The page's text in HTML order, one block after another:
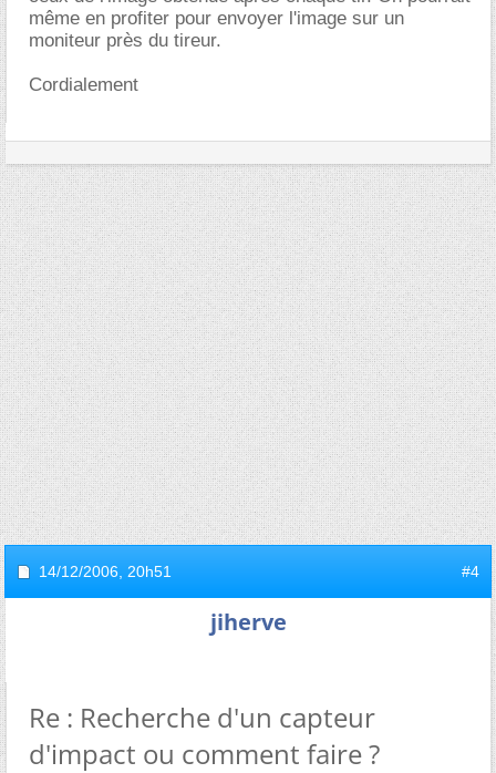
même en profiter pour envoyer l'image sur un
moniteur près du tireur.
Cordialement
14/12/2006, 20h51 #4
jiherve
Re : Recherche d'un capteur
d'impact ou comment faire ?